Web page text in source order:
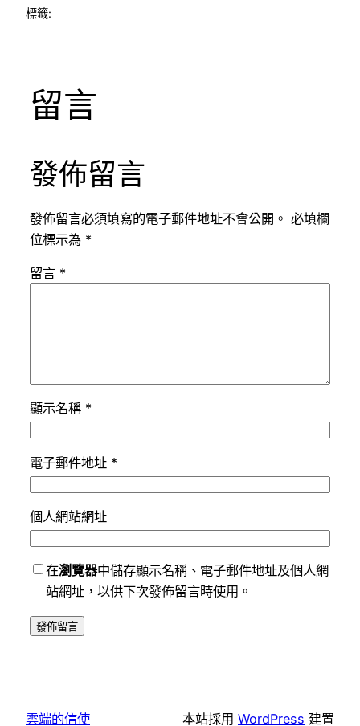
標籤:
留言
發佈留言
發佈留言必須填寫的電子郵件地址不會公開。 必填欄
位標示為 *
留言 *
顯示名稱 *
電子郵件地址 *
個人網站網址
在瀏覽器中儲存顯示名稱、電子郵件地址及個人網
站網址，以供下次發佈留言時使用。
雲端的信使 本站採用 WordPress 建置